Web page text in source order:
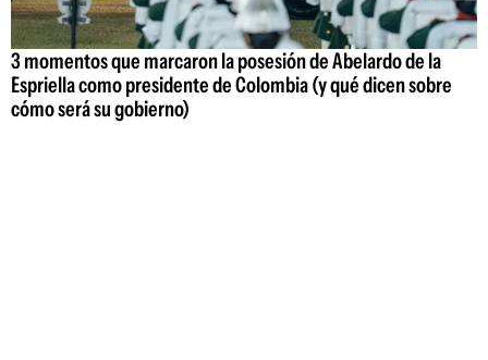
3 momentos que marcaron la posesión de Abelardo de la
Espriella como presidente de Colombia (y qué dicen sobre
cómo será su gobierno)